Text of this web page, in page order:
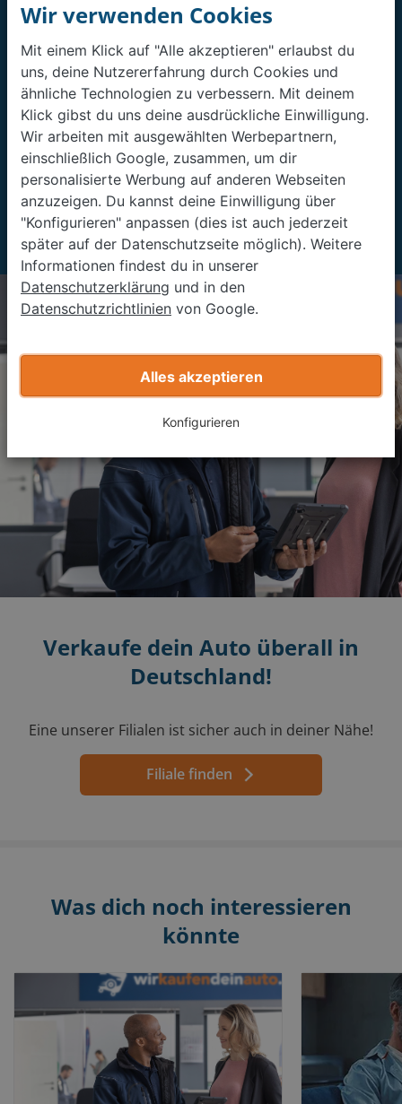
30 Sek.
Alle 30 Sekunden bewerten
wir ein Auto
215+
Mehr als 215 Filialen in ganz
Deutschland
Verkaufe dein Auto überall in
Deutschland!
Eine unserer Filialen ist sicher auch in deiner Nähe!
Filiale finden
Was dich noch interessieren
könnte
Wir verwenden Cookies
Mit einem Klick auf "Alle akzeptieren" erlaubst du
uns, deine Nutzererfahrung durch Cookies und
ähnliche Technologien zu verbessern. Mit deinem
Klick gibst du uns deine ausdrückliche Einwilligung.
Wir arbeiten mit ausgewählten Werbepartnern,
einschließlich Google, zusammen, um dir
personalisierte Werbung auf anderen Webseiten
anzuzeigen. Du kannst deine Einwilligung über
"Konfigurieren" anpassen (dies ist auch jederzeit
später auf der Datenschutzseite möglich). Weitere
Informationen findest du in unserer
Datenschutzerklärung und in den
Datenschutzrichtlinien von Google.
Alles akzeptieren
Konfigurieren